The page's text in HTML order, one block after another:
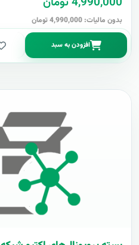
بدون مالیات: 4,990,000 تومان
افزودن به سبد